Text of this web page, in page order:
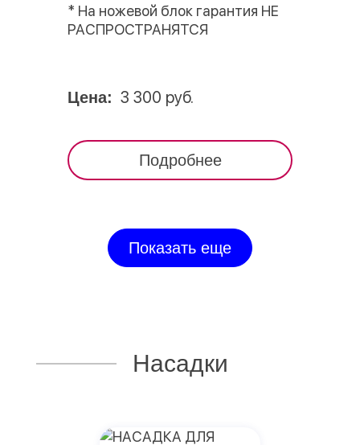
* На ножевой блок гарантия НЕ
РАСПРОСТРАНЯТСЯ
Цена: 3 300 руб.
Подробнее
Показать еще
Насадки